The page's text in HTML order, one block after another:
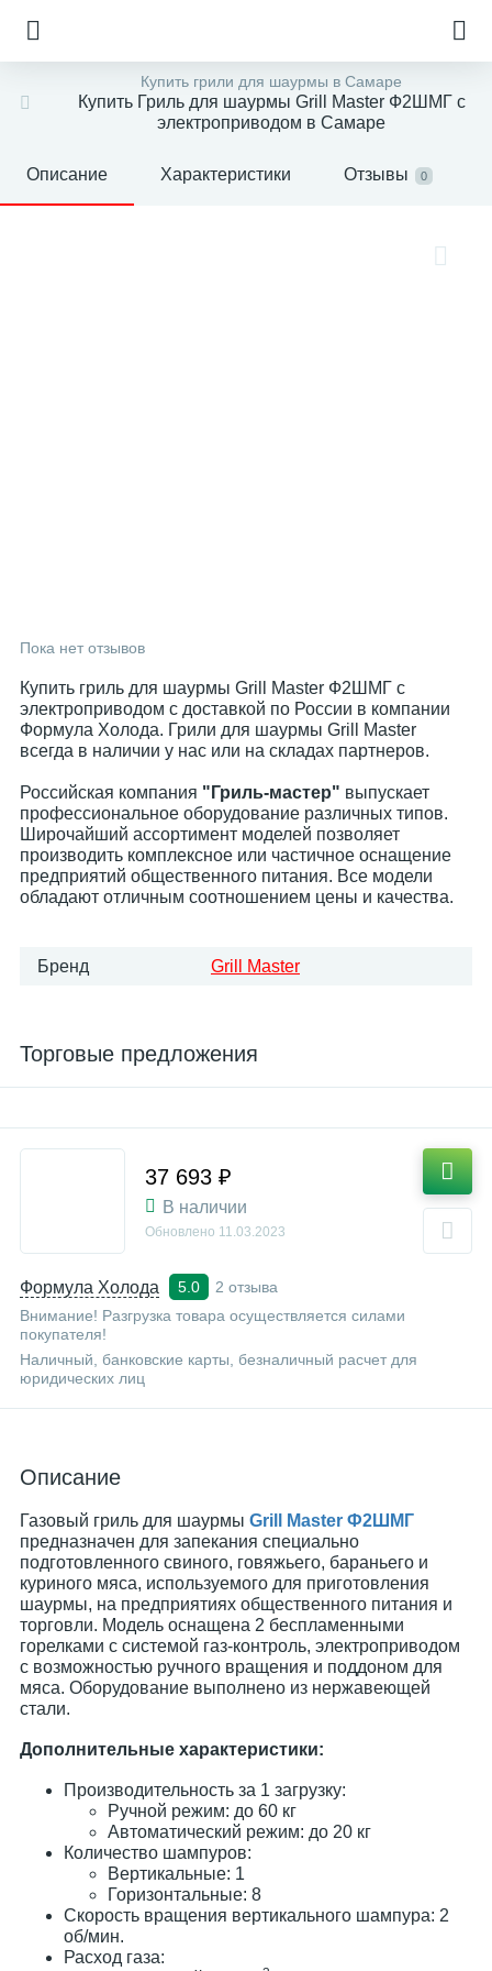
Купить грили для шаурмы в Самаре
Купить Гриль для шаурмы Grill Master Ф2ШМГ с
электроприводом в Самаре
Описание Характеристики Отзывы 0
Пока нет отзывов
Купить гриль для шаурмы Grill Master Ф2ШМГ с
электроприводом с доставкой по России в компании
Формула Холода. Грили для шаурмы Grill Master
всегда в наличии у нас или на складах партнеров.
Российская компания "Гриль-мастер" выпускает
профессиональное оборудование различных типов.
Широчайший ассортимент моделей позволяет
производить комплексное или частичное оснащение
предприятий общественного питания. Все модели
обладают отличным соотношением цены и качества.
Бренд Grill Master
Торговые предложения
Формула Холода 5.0
2 отзыва
Внимание! Разгрузка товара осуществляется силами
покупателя!
Наличный, банковские карты, безналичный расчет для
юридических лиц
37 693 ₽
В наличии
Обновлено 11.03.2023
Описание
Газовый гриль для шаурмы Grill Master Ф2ШМГ
предназначен для запекания специально
подготовленного свиного, говяжьего, бараньего и
куриного мяса, используемого для приготовления
шаурмы, на предприятиях общественного питания и
торговли. Модель оснащена 2 беспламенными
горелками с системой газ-контроль, электроприводом
с возможностью ручного вращения и поддоном для
мяса. Оборудование выполнено из нержавеющей
стали.
Дополнительные характеристики:
Производительность за 1 загрузку:
Ручной режим: до 60 кг
Автоматический режим: до 20 кг
Количество шампуров:
Вертикальные: 1
Горизонтальные: 8
Скорость вращения вертикального шампура: 2
об/мин.
Расход газа: